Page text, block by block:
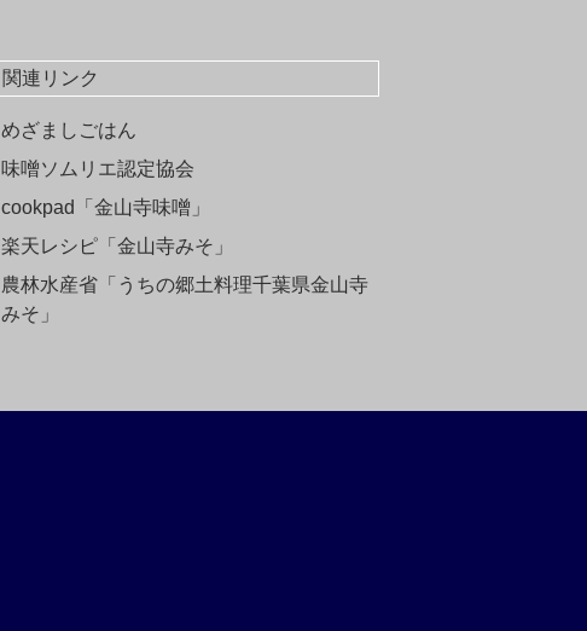
関連リンク
めざましごはん
味噌ソムリエ認定協会
cookpad「金山寺味噌」
楽天レシピ「金山寺みそ」
農林水産省「うちの郷土料理千葉県金山寺
みそ」